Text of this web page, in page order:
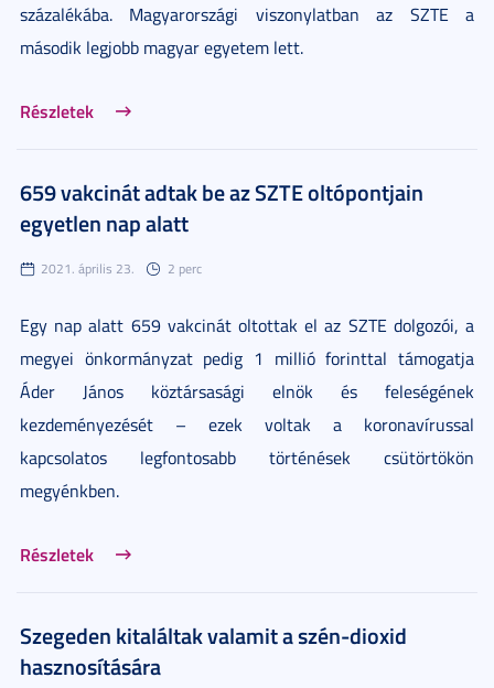
százalékába. Magyarországi viszonylatban az SZTE a
második legjobb magyar egyetem lett.
Részletek
659 vakcinát adtak be az SZTE oltópontjain
egyetlen nap alatt
2021. április 23. 2 perc
Egy nap alatt 659 vakcinát oltottak el az SZTE dolgozói, a
megyei önkormányzat pedig 1 millió forinttal támogatja
Áder János köztársasági elnök és feleségének
kezdeményezését – ezek voltak a koronavírussal
kapcsolatos legfontosabb történések csütörtökön
megyénkben.
Részletek
Szegeden kitaláltak valamit a szén-dioxid
hasznosítására